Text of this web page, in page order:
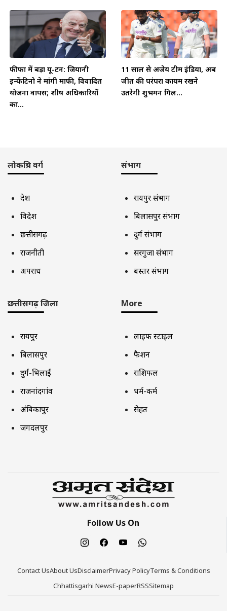
फीफा में बड़ा यू-टर्न: जियानी
इन्फेंटिनो ने मांगी माफी, विवादित
योजना वापस; शीर्ष अधिकारियों
का...
11 साल से अजेय टीम इंडिया, अब
जीत की परंपरा कायम रखने
उतरेगी शुभमन गिल...
लोकप्रिय वर्ग
देश
विदेश
छत्तीसगढ़
राजनीती
अपराध
संभाग
रायपुर संभाग
बिलासपुर संभाग
दुर्ग संभाग
सरगुजा संभाग
बस्तर संभाग
छत्तीसगढ़ जिला
रायपुर
बिलासपुर
दुर्ग-भिलाई
राजनांदगांव
अंबिकापुर
जगदलपुर
More
लाइफ स्टाइल
फैशन
राशिफल
धर्म-कर्म
सेहत
Follow Us On
Contact UsAbout UsDisclaimerPrivacy PolicyTerms & Conditions
Chhattisgarhi NewsE-paperRSSSitemap